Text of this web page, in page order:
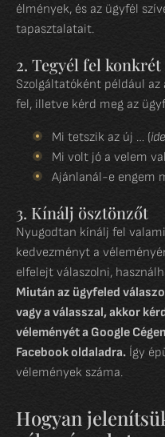
élmények, és az ügyfél
tapasztalatait.
2. Tegyél fel
Szolgáltatóként például
fel, illetve kérd meg az
Mi tetszik az új … (
Mi volt jó a velem
Ajánlanál-e engem
3. Kínálj ösztönzőt
Nyugodtan kínálj fel
kedvezményt a
elfelejt válaszolni,
Miután az ügyfeled
vagy a válasszal, akkor
véleményét a Google
Facebook oldaladra. Így
vélemények száma.
Hogyan